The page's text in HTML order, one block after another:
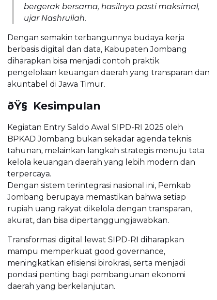
bergerak bersama, hasilnya pasti maksimal,
ujar Nashrullah.
Dengan semakin terbangunnya budaya kerja
berbasis digital dan data, Kabupaten Jombang
diharapkan bisa menjadi contoh praktik
pengelolaan keuangan daerah yang transparan dan
akuntabel di Jawa Timur.
ðŸ§ Kesimpulan
Kegiatan Entry Saldo Awal SIPD-RI 2025 oleh
BPKAD Jombang bukan sekadar agenda teknis
tahunan, melainkan langkah strategis menuju tata
kelola keuangan daerah yang lebih modern dan
terpercaya.
Dengan sistem terintegrasi nasional ini, Pemkab
Jombang berupaya memastikan bahwa setiap
rupiah uang rakyat dikelola dengan transparan,
akurat, dan bisa dipertanggungjawabkan.
Transformasi digital lewat SIPD-RI diharapkan
mampu memperkuat good governance,
meningkatkan efisiensi birokrasi, serta menjadi
pondasi penting bagi pembangunan ekonomi
daerah yang berkelanjutan.